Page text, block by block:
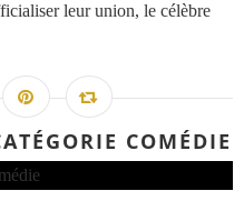
leur union, le célèbre
COMÉDIE